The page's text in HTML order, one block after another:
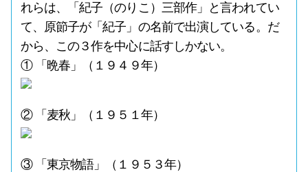
れらは、「紀子（のりこ）三部作」と言われてい
て、原節子が「紀子」の名前で出演している。だ
から、この３作を中心に話すしかない。
① 「晩春」（１９４９年）
② 「麦秋」（１９５１年）
③ 「東京物語」（１９５３年）